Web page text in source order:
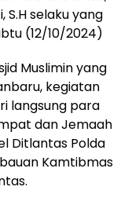
S.H selaku yang
(12/10/2024)
Muslimin yang
kegiatan
langsung para
dan Jemaah
Ditlantas Polda
Kamtibmas